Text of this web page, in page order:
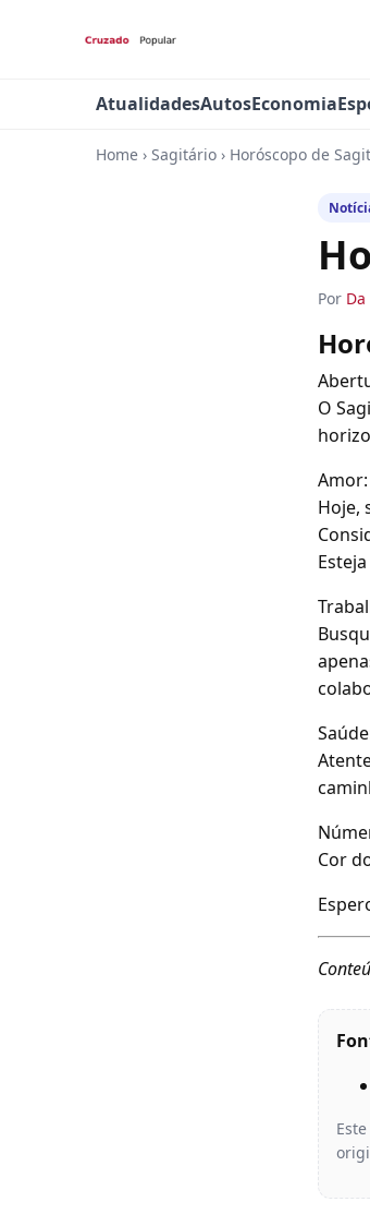
AtualidadesAutosEconomia
Home › Sagitário › Horóscopo de
Por
O
Amor:
Hoje,
Cor